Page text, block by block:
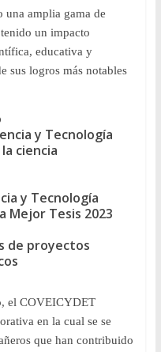
amplia gama de
un impacto
educativa y
sus logros más notables
y Tecnología
ciencia
y Tecnología
Mejor Tesis 2023
de proyectos
el COVEICYDET
en la cual se se
que han contribuido